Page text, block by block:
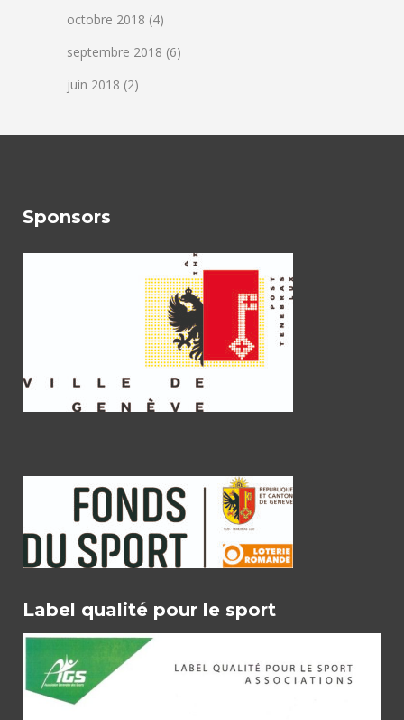
octobre 2018 (4)
septembre 2018 (6)
juin 2018 (2)
Sponsors
Label qualité pour le sport